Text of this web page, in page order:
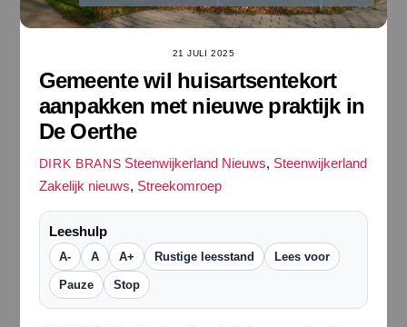
21 JULI 2025
Gemeente wil huisartsentekort
aanpakken met nieuwe praktijk in
De Oerthe
DIRK BRANS Steenwijkerland Nieuws, Steenwijkerland
Zakelijk nieuws, Streekomroep
Leeshulp
A- A A+ Rustige leesstand Lees voor
Pauze Stop